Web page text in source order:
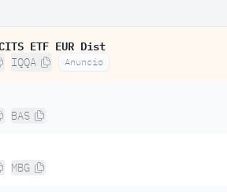
ETF EUR Dist
IQQA Anuncio
BAS
MBG